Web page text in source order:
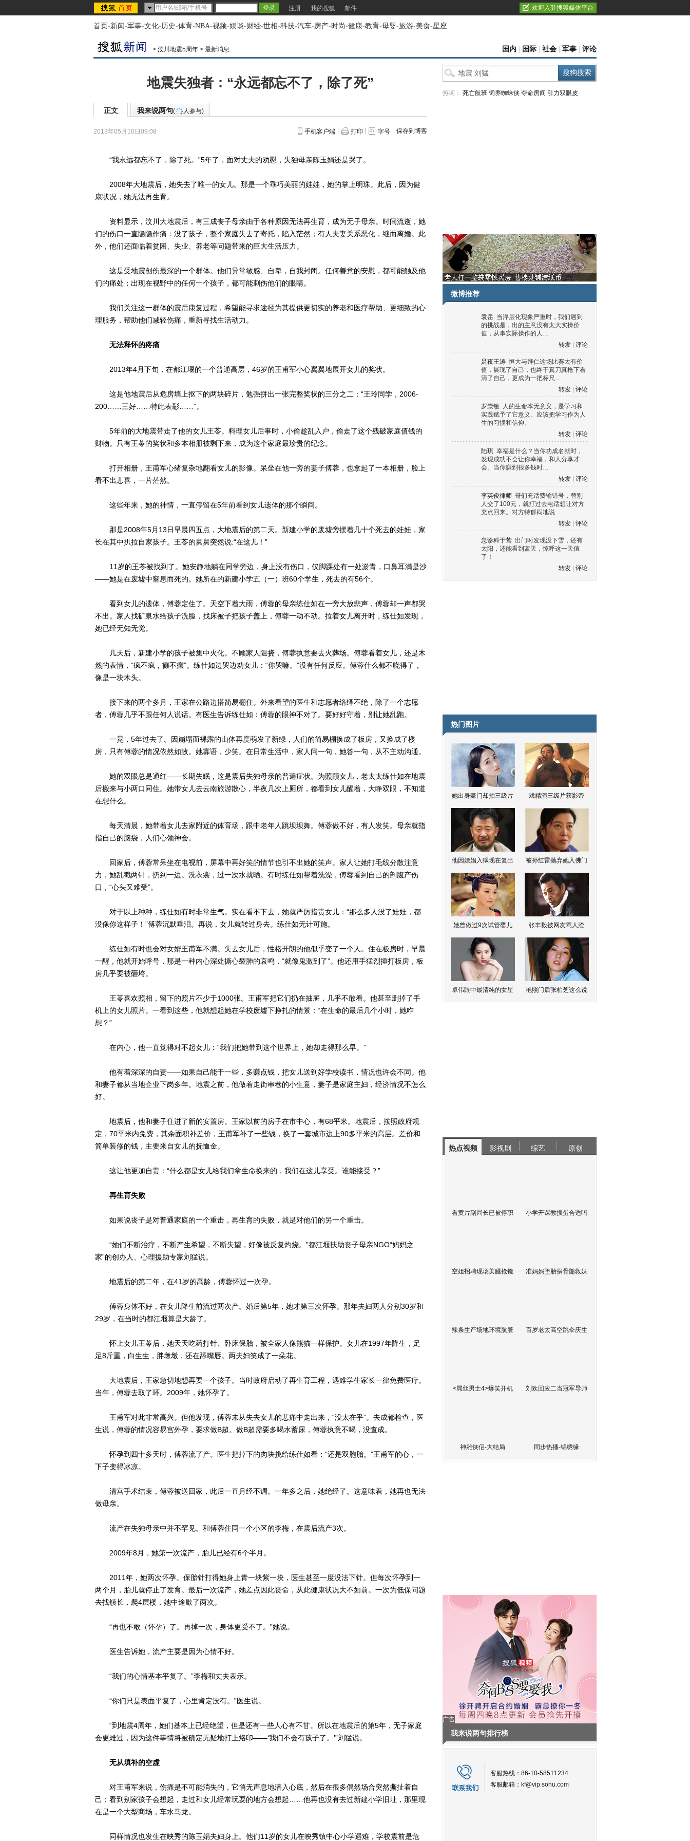
注册 我的搜狐 邮件 欢迎入驻搜狐媒体平台
首页-新闻-军事-文化-历史-体育-NBA-视频-娱谈-财经-世相-科技-汽车-房产-时尚-健康-教育-母婴-旅游-美食-星座
> 汶川地震5周年 > 最新消息 国内 国际 社会 军事 评论
地震失独者：“永远都忘不了，除了死”
正文 我来说两句( 人参与)
2013年05月10日09:08 手机客户端 打印 字号 保存到博客
“我永远都忘不了，除了死。”5年了，面对丈夫的劝慰，失独母亲陈玉娟还是哭了。
2008年大地震后，她失去了唯一的女儿。那是一个乖巧美丽的娃娃，她的掌上明珠。此后，因为健
康状况，她无法再生育。
资料显示，汶川大地震后，有三成丧子母亲由于各种原因无法再生育，成为无子母亲。时间流逝，她
们的伤口一直隐隐作痛：没了孩子，整个家庭失去了寄托，陷入茫然；有人夫妻关系恶化，继而离婚。此
外，他们还面临着贫困、失业、养老等问题带来的巨大生活压力。
这是受地震创伤最深的一个群体。他们异常敏感、自卑，自我封闭。任何善意的安慰，都可能触及他
们的痛处；出现在视野中的任何一个孩子，都可能刺伤他们的眼睛。
我们关注这一群体的震后康复过程，希望能寻求途径为其提供更切实的养老和医疗帮助、更细致的心
理服务，帮助他们减轻伤痛，重新寻找生活动力。
无法释怀的疼痛
2013年4月下旬，在都江堰的一个普通高层，46岁的王甫军小心翼翼地展开女儿的奖状。
这是他地震后从危房墙上抠下的两块碎片，勉强拼出一张完整奖状的三分之二：“王玲同学，2006-
200……三好……特此表彰……”。
5年前的大地震带走了他的女儿王苓。料理女儿后事时，小偷趁乱入户，偷走了这个残破家庭值钱的
财物。只有王苓的奖状和多本相册被剩下来，成为这个家庭最珍贵的纪念。
打开相册，王甫军心绪复杂地翻看女儿的影像。呆坐在他一旁的妻子傅蓉，也拿起了一本相册，脸上
看不出悲喜，一片茫然。
这些年来，她的神情，一直停留在5年前看到女儿遗体的那个瞬间。
那是2008年5月13日早晨四五点，大地震后的第二天。新建小学的废墟旁摆着几十个死去的娃娃，家
长在其中扒拉自家孩子。王苓的舅舅突然说:“在这儿！”
11岁的王苓被找到了。她安静地躺在同学旁边，身上没有伤口，仅脚踝处有一处淤青，口鼻耳满是沙
——她是在废墟中窒息而死的。她所在的新建小学五（一）班60个学生，死去的有56个。
看到女儿的遗体，傅蓉定住了。天空下着大雨，傅蓉的母亲练仕如在一旁大放悲声，傅蓉却一声都哭
不出。家人找矿泉水给孩子洗脸，找床被子把孩子盖上，傅蓉一动不动。拉着女儿离开时，练仕如发现，
她已经无知无觉。
几天后，新建小学的孩子被集中火化。不顾家人阻挠，傅蓉执意要去火葬场。傅蓉看着女儿，还是木
然的表情，“疯不疯，癫不癫”。练仕如边哭边劝女儿：“你哭嘛。”没有任何反应。傅蓉什么都不晓得了，
像是一块木头。
接下来的两个多月，王家在公路边搭简易棚住。外来看望的医生和志愿者络绎不绝，除了一个志愿
者，傅蓉几乎不跟任何人说话。有医生告诉练仕如：傅蓉的眼神不对了。要好好守着，别让她乱跑。
一晃，5年过去了。因崩塌而裸露的山体再度萌发了新绿，人们的简易棚换成了板房，又换成了楼
房，只有傅蓉的情况依然如故。她寡语，少笑。在日常生活中，家人问一句，她答一句，从不主动沟通。
她的双眼总是通红——长期失眠，这是震后失独母亲的普遍症状。为照顾女儿，老太太练仕如在地震
后搬来与小两口同住。她带女儿去云南旅游散心，半夜几次上厕所，都看到女儿醒着，大睁双眼，不知道
在想什么。
每天清晨，她带着女儿去家附近的体育场，跟中老年人跳坝坝舞。傅蓉做不好，有人发笑。母亲就指
指自己的脑袋，人们心领神会。
回家后，傅蓉常呆坐在电视前，屏幕中再好笑的情节也引不出她的笑声。家人让她打毛线分散注意
力，她乱戳两针，扔到一边。洗衣裳，过一次水就晒。有时练仕如帮着洗澡，傅蓉看到自己的剖腹产伤
口，“心头又难受”。
对于以上种种，练仕如有时非常生气。实在看不下去，她就严厉指责女儿：“那么多人没了娃娃，都
没像你这样子！”傅蓉沉默垂泪。再说，女儿就转过身去。练仕如无计可施。
练仕如有时也会对女婿王甫军不满。失去女儿后，性格开朗的他似乎变了一个人。住在板房时，早晨
一醒，他就开始呼号，那是一种内心深处撕心裂肺的哀鸣，“就像鬼激到了”。他还用手猛烈捶打板房，板
房几乎要被砸垮。
王苓喜欢照相，留下的照片不少于1000张。王甫军把它们扔在抽屉，几乎不敢看。他甚至删掉了手
机上的女儿照片。一看到这些，他就想起她在学校废墟下挣扎的情景：“在生命的最后几个小时，她咋
想？”
在内心，他一直觉得对不起女儿：“我们把她带到这个世界上，她却走得那么早。”
他有着深深的自责——如果自己能干一些，多赚点钱，把女儿送到好学校读书，情况也许会不同。他
和妻子都从当地企业下岗多年。地震之前，他做着走街串巷的小生意，妻子是家庭主妇，经济情况不怎么
好。
地震后，他和妻子住进了新的安置房。王家以前的房子在市中心，有68平米。地震后，按照政府规
定，70平米内免费，其余面积补差价，王甫军补了一些钱，换了一套城市边上90多平米的高层。差价和
简单装修的钱，主要来自女儿的抚恤金。
这让他更加自责：“什么都是女儿给我们拿生命换来的，我们在这儿享受。谁能接受？”
再生育失败
如果说丧子是对普通家庭的一个重击，再生育的失败，就是对他们的另一个重击。
“她们不断治疗，不断产生希望，不断失望，好像被反复灼烧。”都江堰扶助丧子母亲NGO“妈妈之
家”的创办人、心理援助专家刘猛说。
地震后的第二年，在41岁的高龄，傅蓉怀过一次孕。
傅蓉身体不好，在女儿降生前流过两次产。婚后第5年，她才第三次怀孕。那年夫妇两人分别30岁和
29岁，在当时的都江堰算是大龄了。
怀上女儿王苓后，她天天吃药打针、卧床保胎，被全家人像熊猫一样保护。女儿在1997年降生，足
足8斤重，白生生，胖墩墩，还在舔嘴唇。两夫妇笑成了一朵花。
大地震后，王家急切地想再要一个孩子。当时政府启动了再生育工程，遇难学生家长一律免费医疗。
当年，傅蓉去取了环。2009年，她怀孕了。
王甫军对此非常高兴。但他发现，傅蓉未从失去女儿的悲痛中走出来，“没太在乎”。去成都检查，医
生说，傅蓉的情况容易宫外孕，要求做B超。做B超需要多喝水蓄尿，傅蓉执意不喝，没查成。
怀孕到四十多天时，傅蓉流了产。医生把掉下的肉块挑给练仕如看：“还是双胞胎。”王甫军的心，一
下子变得冰凉。
清宫手术结束，傅蓉被送回家，此后一直月经不调。一年多之后，她绝经了。这意味着，她再也无法
做母亲。
流产在失独母亲中并不罕见。和傅蓉住同一个小区的李梅，在震后流产3次。
2009年8月，她第一次流产，胎儿已经有6个半月。
2011年，她两次怀孕。保胎针打得她身上青一块紫一块，医生甚至一度没法下针。但每次怀孕到一
两个月，胎儿就停止了发育。最后一次流产，她差点因此丧命，从此健康状况大不如前。一次为低保问题
去找镇长，爬4层楼，她中途歇了两次。
“再也不敢（怀孕）了。再掉一次，身体更受不了。”她说。
医生告诉她，流产主要是因为心情不好。
“我们的心情基本平复了。”李梅和丈夫表示。
“你们只是表面平复了，心里肯定没有。”医生说。
“到地震4周年，她们基本上已经绝望，但是还有一些人心有不甘。所以在地震后的第5年，无子家庭
会更难过，因为这件事情将被确定无疑地打上烙印——‘我们不会有孩子了。’”刘猛说。
无从填补的空虚
对王甫军来说，伤痛是不可能消失的，它悄无声息地潜入心底，然后在很多偶然场合突然撕扯着自
己：看到别家孩子会想起，走过和女儿经常玩耍的地方会想起……他再也没有去过新建小学旧址，那里现
在是一个大型商场，车水马龙。
同样情况也发生在映秀的陈玉娟夫妇身上。他们11岁的女儿在映秀镇中心小学遇难，学校震前是危
热词： 死亡航班 饲养蜘蛛侠 夺命房间 引力双眼皮
微博推荐
袁岳 当浮层化现象严重时，我们遇到
的挑战是，出的主意没有太大实操价
值，从事实际操作的人…
转发
评论
足夜王涛 恒大与拜仁这场比赛太有价
值，展现了自己，也终于真刀真枪下看
清了自己，更成为一把标尺…
转发
评论
罗崇敏 人的生命本无意义，是学习和
实践赋予了它意义。应该把学习作为人
生的习惯和信仰。
转发
评论
陆琪 幸福是什么？当你功成名就时，
发现成功不会让你幸福，和人分享才
会。当你赚到很多钱时…
转发
评论
李英俊律师 哥们充话费输错号，替别
人交了100元，就打过去电话想让对方
充点回来。对方特郁闷地说…
转发
评论
急诊科于莺 出门时发现没下雪，还有
太阳，还能看到蓝天，惊呼这一天值
了！
转发
评论
热门图片
她出身豪门却拍三级片 戏精演三级片获影帝
他因嫖娼入狱现在复出 被孙红雷抛弃她入佛门
她曾做过9次试管婴儿 张丰毅被网友骂人渣
卓伟眼中最清纯的女星 艳照门后张柏芝这么说
热点视频 影视剧 综艺 原创
看黄片副局长已被停职 小学开课教掼蛋合适吗
空姐招聘现场美腿抢镜 准妈妈堕胎捐骨髓救妹
辣条生产场地环境肮脏 百岁老太高空跳伞庆生
<屌丝男士4>爆笑开机 刘欢回应二当冠军导师
神雕侠侣-大结局 同步热播-锦绣缘
广告
我来说两句排行榜
客服热线：86-10-58511234
客服邮箱： kf@vip.sohu.com